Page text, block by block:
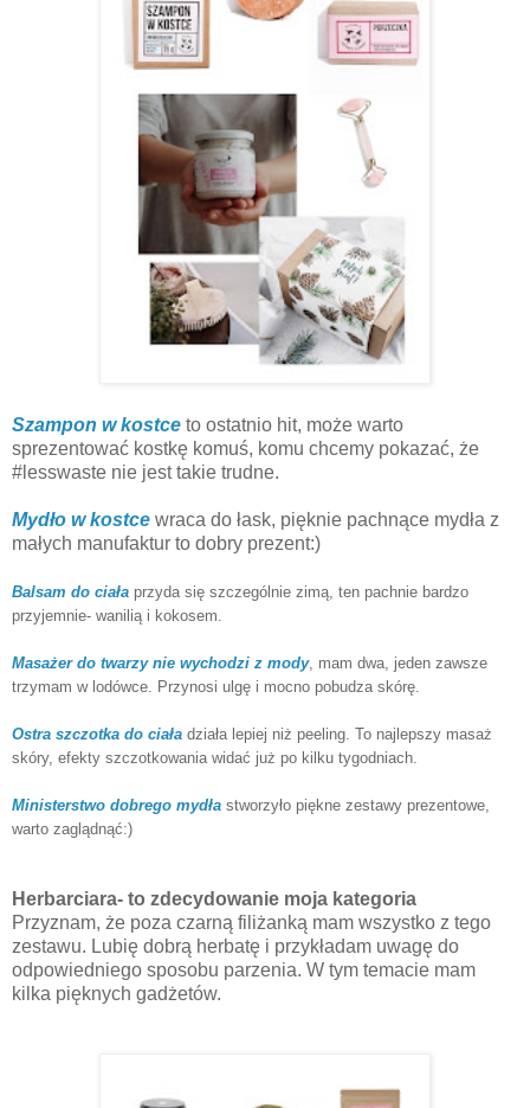
Szampon w kostce to ostatnio hit, może warto
sprezentować kostkę komuś, komu chcemy pokazać, że
#lesswaste nie jest takie trudne.
Mydło w kostce wraca do łask, pięknie pachnące mydła z
małych manufaktur to dobry prezent:)
Balsam do ciała przyda się szczególnie zimą, ten pachnie bardzo
przyjemnie- wanilią i kokosem.
Masażer do twarzy nie wychodzi z mody, mam dwa, jeden zawsze
trzymam w lodówce. Przynosi ulgę i mocno pobudza skórę.
Ostra szczotka do ciała działa lepiej niż peeling. To najlepszy masaż
skóry, efekty szczotkowania widać już po kilku tygodniach.
Ministerstwo dobrego mydła stworzyło piękne zestawy prezentowe,
warto zaglądnąć:)
Herbarciara- to zdecydowanie moja kategoria
Przyznam, że poza czarną filiżanką mam wszystko z tego
zestawu. Lubię dobrą herbatę i przykładam uwagę do
odpowiedniego sposobu parzenia. W tym temacie mam
kilka pięknych gadżetów.